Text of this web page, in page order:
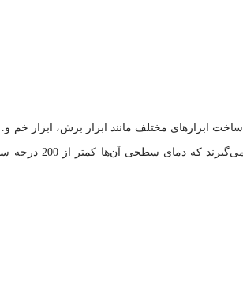
ابزارهای مختلف مانند ابزار برش، ابزار خم
می‌روند. این ابزار برای عملیاتی مورد استفاده قرار